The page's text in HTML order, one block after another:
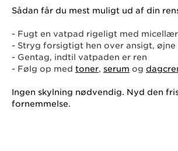
Sådan får du mest muligt ud af din
- Fugt en vatpad rigeligt med
- Stryg forsigtigt hen over ansigt,
- Gentag, indtil vatpaden er ren
- Følg op med toner, serum og
Ingen skylning nødvendig. Nyd den
fornemmelse.